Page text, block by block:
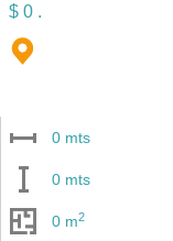
$ 0 .
0 mts
0 mts
0 m2